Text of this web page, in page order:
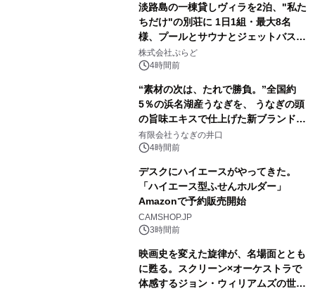
アーティストを フィーチャーしたアニ
メーションを公開～
淡路島の一棟貸しヴィラを2泊、"私た
ちだけ"の別荘に 1日1組・最大8名
様、プールとサウナとジェットバス付
きで Villa Mon Temps AWAJIの連泊
素泊りプラン
株式会社ぷらど
4時間前
“素材の次は、たれで勝負。”全国約
5％の浜名湖産うなぎを、 うなぎの頭
の旨味エキスで仕上げた新ブランド
「井口の誉」誕生
有限会社うなぎの井口
4時間前
デスクにハイエースがやってきた。
「ハイエース型ふせんホルダー」
Amazonで予約販売開始
CAMSHOP.JP
3時間前
映画史を変えた旋律が、名場面ととも
に甦る。スクリーン×オーケストラで
体感するジョン・ウィリアムズの世